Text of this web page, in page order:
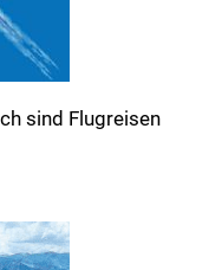
sind Flugreisen